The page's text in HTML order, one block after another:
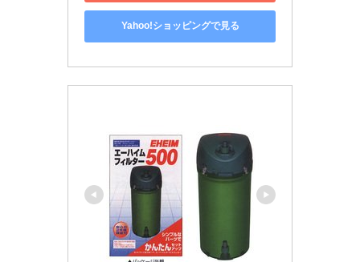
Yahoo!ショッピングで見る